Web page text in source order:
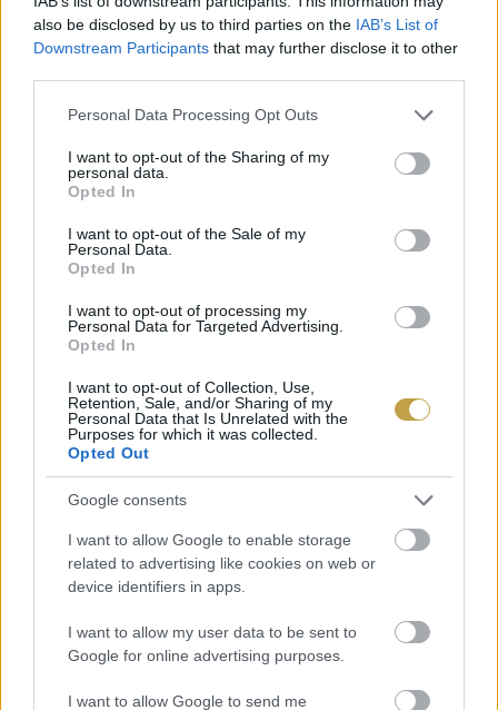
also be disclosed by us to third parties on the IAB’s List of
Downstream Participants that may further disclose it to other
Please note that this website/app uses one or more Google
not limited to your visit or usage behaviour. You may click to
grant or deny consent to Google and its third-party tags to
use your data for below specified purposes in below Google
consent section.
Personal Data Processing Opt Outs
I want to opt-out of the Sharing of my
personal data.
Opted In
I want to opt-out of the Sale of my
Personal Data.
Opted In
I want to opt-out of processing my
Personal Data for Targeted Advertising.
Opted In
I want to opt-out of Collection, Use,
Retention, Sale, and/or Sharing of my
Personal Data that Is Unrelated with the
Purposes for which it was collected.
Opted Out
Google consents
I want to allow Google to enable storage
related to advertising like cookies on web or
device identifiers in apps.
I want to allow my user data to be sent to
Google for online advertising purposes.
I want to allow Google to send me
Kövesdi Zsófia borász és kutyája, Sir Edgar
Fotó: Csomor Alexander
Ausztráliából érkeztem haza, és gyakorlatilag ez
a legkisebb pincészet, ahol valaha dolgoztam,
így a mennyiségektől egy cseppet sem
hökkentem meg. Amerikában és Ausztráliában a
készletmenedzsmentet is volt alkalmam
megtanulni, így ez számomra nagyon is rendben
van.
A teljes írás a Vince Magazin 2021/9
szeptemberi lapszámában olvasható.
Címlapfotó: Csomor Alexander